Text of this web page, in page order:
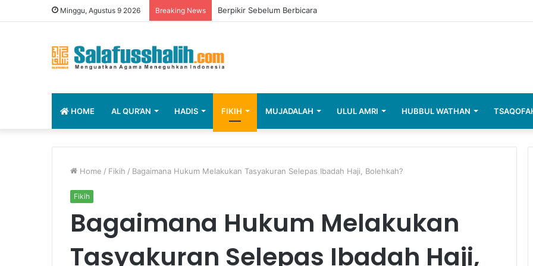
Minggu, Agustus 9 2026 Breaking News Berpikir Sebelum Berbicara
HOME AL QUR’AN HADIS FIKIH MUJADALAH ULUL AMRI HUBBUL WATHAN
Home / Fikih / Bagaimana Hukum Melakukan Tasyakuran Selepas Ibadah Haji, Bolehkah?
Fikih
Bagaimana Hukum Melakukan
Tasyakuran Selepas Ibadah Haji,